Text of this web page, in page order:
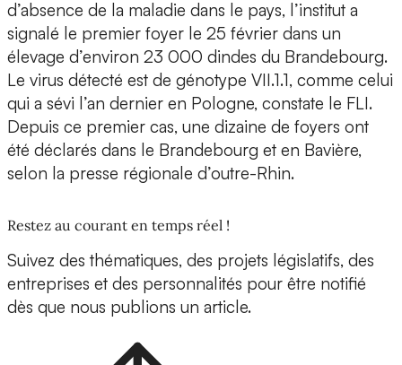
d’absence de la maladie dans le pays, l’institut a
signalé le premier foyer le 25 février dans un
élevage d’environ 23 000 dindes du Brandebourg.
Le virus détecté est de génotype VII.1.1, comme celui
qui a sévi l’an dernier en Pologne, constate le FLI.
Depuis ce premier cas, une dizaine de foyers ont
été déclarés dans le Brandebourg et en Bavière,
selon la presse régionale d’outre-Rhin.
Restez au courant en temps réel !
Suivez des thématiques, des projets législatifs, des
entreprises et des personnalités pour être notifié
dès que nous publions un article.